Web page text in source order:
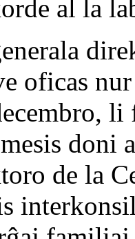
al la
oficas
doni
de la